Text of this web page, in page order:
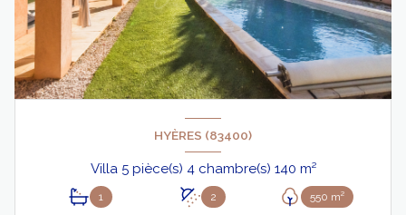
HYÈRES (83400)
Villa 5 pièce(s) 4 chambre(s) 140 m²
1 2 550 m²